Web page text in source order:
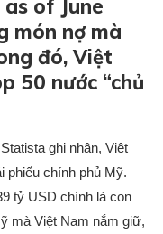
of June
món nợ mà
đó, Việt
50 nước “chủ
ghi nhận, Việt
phiếu chính phủ Mỹ.
tỷ USD chính là con
mà Việt Nam nắm giữ,